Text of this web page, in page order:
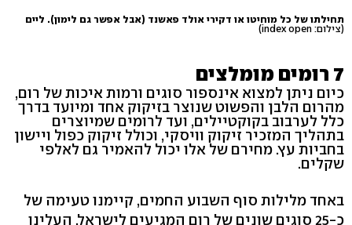
תחילתו של כל מוחיטו או דקירי אולד פאשנד (אבל אפשר גם לימון). ליים
(צילום: index open)
7 רומים מומלצים
כיום ניתן למצוא אינספור סוגים ורמות איכות של רום,
מהרום הלבן והפשוט שנוצר בזיקוק אחד ומיועד בדרך
כלל לערבוב בקוקטיילים, ועד לרומים שמיוצרים
בתהליך המזכיר זיקוק וויסקי, וכולל זיקוק כפול ויישון
בחביות עץ. מחירם של אלו יכול להאמיר גם לאלפי
שקלים.
באחד מלילות סוף השבוע החמים, קיימנו טעימה של
כ-25 סוגים שונים של רום המגיעים לישראל. העלינו